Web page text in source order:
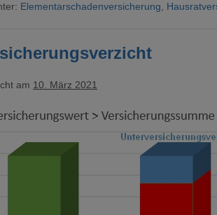
Elementarschadenversicherung,
am 10. März 2021